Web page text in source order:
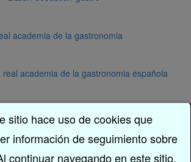
sitio hace uso de cookies que
información de seguimiento sobre
continuar navegando en este sitio,